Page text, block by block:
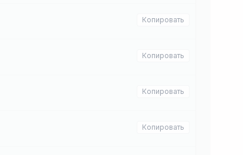
Копировать
Копировать
Копировать
Копировать